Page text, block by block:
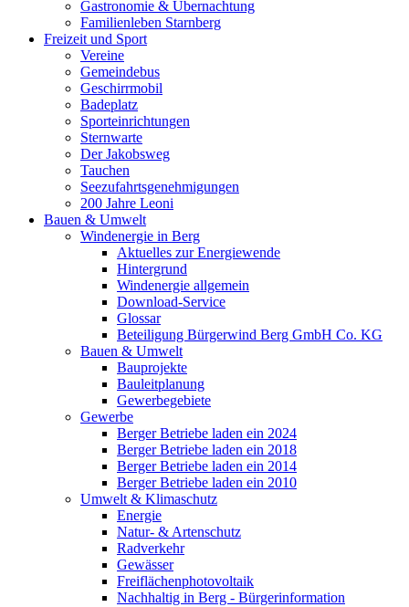
Gastronomie & Übernachtung
Familienleben Starnberg
Freizeit und Sport
Vereine
Gemeindebus
Geschirrmobil
Badeplatz
Sporteinrichtungen
Sternwarte
Der Jakobsweg
Tauchen
Seezufahrtsgenehmigungen
200 Jahre Leoni
Bauen & Umwelt
Windenergie in Berg
Aktuelles zur Energiewende
Hintergrund
Windenergie allgemein
Download-Service
Glossar
Beteiligung Bürgerwind Berg GmbH Co. KG
Bauen & Umwelt
Bauprojekte
Bauleitplanung
Gewerbegebiete
Gewerbe
Berger Betriebe laden ein 2024
Berger Betriebe laden ein 2018
Berger Betriebe laden ein 2014
Berger Betriebe laden ein 2010
Umwelt & Klimaschutz
Energie
Natur- & Artenschutz
Radverkehr
Gewässer
Freiflächenphotovoltaik
Nachhaltig in Berg - Bürgerinformation